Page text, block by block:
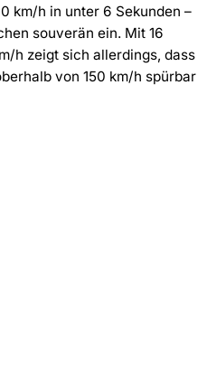
km/h in unter 6 Sekunden –
souverän ein. Mit 16
h zeigt sich allerdings, dass
von 150 km/h spürbar